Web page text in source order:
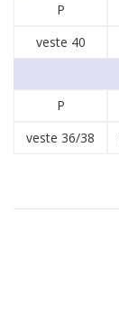
P
veste 40
P
veste 36/38